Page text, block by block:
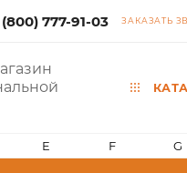
777-91-03 ЗАКАЗАТЬ
E F G